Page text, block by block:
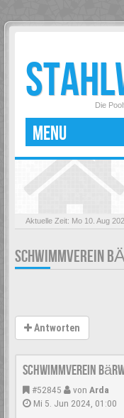
Die
MENU
Aktuelle Zeit: Mo 10. Aug
SCHWIMMVEREIN
Antworten
Schwimmverein
#52845 von Arda
Mi 5. Jun 2024, 01:00